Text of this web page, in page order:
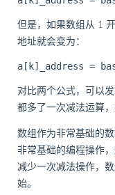
但是，如果数组从 1
地址就会变为：
对比两个公式，可以
都多了一次减法运算
数组作为非常基础的
非常基础的编程操作
减少一次减法操作，
始。